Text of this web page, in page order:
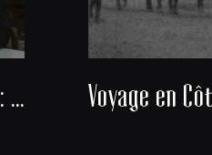
Docteur Alexis Banayan : Président du consistoire de la communauté juive de Bordeaux